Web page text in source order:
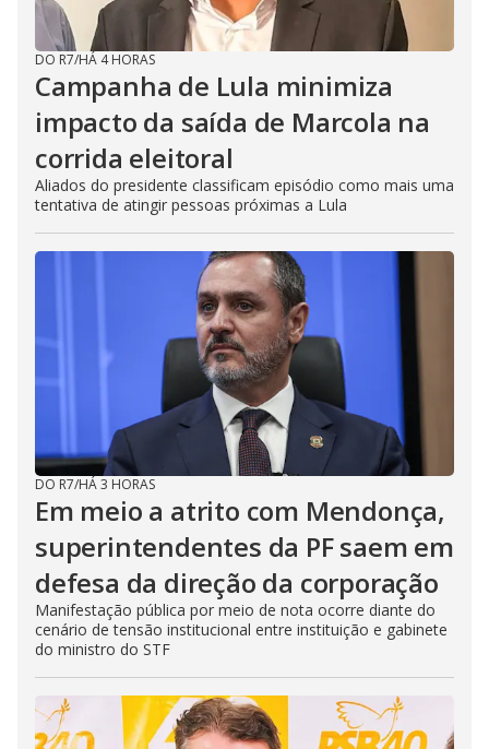
DO R7/HÁ 4 HORAS
Campanha de Lula minimiza
impacto da saída de Marcola na
corrida eleitoral
Aliados do presidente classificam episódio como mais uma
tentativa de atingir pessoas próximas a Lula
DO R7/HÁ 3 HORAS
Em meio a atrito com Mendonça,
superintendentes da PF saem em
defesa da direção da corporação
Manifestação pública por meio de nota ocorre diante do
cenário de tensão institucional entre instituição e gabinete
do ministro do STF